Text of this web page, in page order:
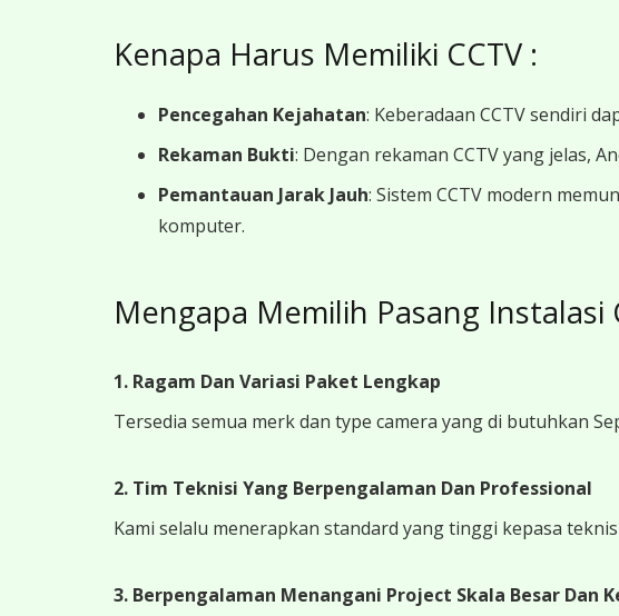
Kenapa Harus Memiliki CCTV :
Pencegahan Kejahatan: Keberadaan CCTV sendiri
Rekaman Bukti: Dengan rekaman CCTV yang jelas,
Pemantauan Jarak Jauh: Sistem CCTV modern
komputer.
Mengapa Memilih Pasang Instalasi
1. Ragam Dan Variasi Paket Lengkap
Tersedia semua merk dan type camera yang di butuhkan
2. Tim Teknisi Yang Berpengalaman Dan Professional
Kami selalu menerapkan standard yang tinggi kepasa
3. Berpengalaman Menangani Project Skala Besar Dan